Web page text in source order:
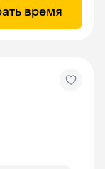
время